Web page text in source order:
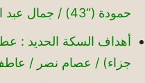
حمودة (“43) / جمال عبد الحليم (“71)
جزاء) / عصام نصر / عاطف